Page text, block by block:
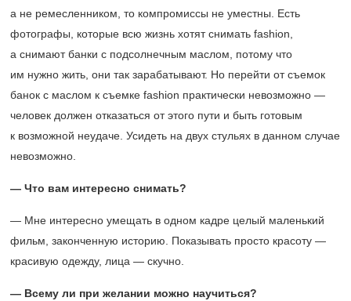
а не ремесленником, то компромиссы не уместны. Есть
фотографы, которые всю жизнь хотят снимать fashion,
а снимают банки с подсолнечным маслом, потому что
им нужно жить, они так зарабатывают. Но перейти от съемок
банок с маслом к съемке fashion практически невозможно —
человек должен отказаться от этого пути и быть готовым
к возможной неудаче. Усидеть на двух стульях в данном случае
невозможно.
— Что вам интересно снимать?
— Мне интересно умещать в одном кадре целый маленький
фильм, законченную историю. Показывать просто красоту —
красивую одежду, лица — скучно.
— Всему ли при желании можно научиться?